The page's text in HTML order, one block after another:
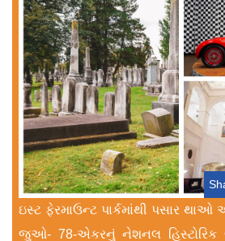
ઇસ્ટ ફેરમાઉન્ટ પાર્કમાંથી પસાર થાઓ
જુઓ- 78-એકરનું નેશનલ હિસ્ટોરિક